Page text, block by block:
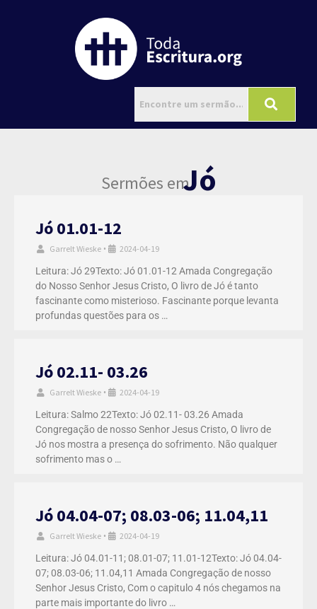
Sermões emJó
Jó 01.01-12
Garrelt Wieske • 2024-04-19
Leitura: Jó 29Texto: Jó 01.01-12 Amada Congregação
do Nosso Senhor Jesus Cristo, O livro de Jó é tanto
fascinante como misterioso. Fascinante porque levanta
profundas questões para os …
Jó 02.11- 03.26
Garrelt Wieske • 2024-04-19
Leitura: Salmo 22Texto: Jó 02.11- 03.26 Amada
Congregação de nosso Senhor Jesus Cristo, O livro de
Jó nos mostra a presença do sofrimento. Não qualquer
sofrimento mas o …
Jó 04.04-07; 08.03-06; 11.04,11
Garrelt Wieske • 2024-04-19
Leitura: Jó 04.01-11; 08.01-07; 11.01-12Texto: Jó 04.04-
07; 08.03-06; 11.04,11 Amada Congregação de nosso
Senhor Jesus Cristo, Com o capitulo 4 nós chegamos na
parte mais importante do livro …